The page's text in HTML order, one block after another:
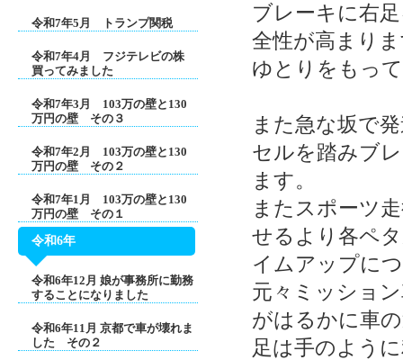
令和7年5月 トランプ関税
令和7年4月 フジテレビの株
買ってみました
令和7年3月 103万の壁と130
万円の壁 その３
令和7年2月 103万の壁と130
万円の壁 その２
令和7年1月 103万の壁と130
万円の壁 その１
令和6年
令和6年12月 娘が事務所に勤務
することになりました
令和6年11月 京都で車が壊れま
した その２
ブレーキに右
全性が高まり
ゆとりをもっ
また急な坂で
セルを踏みブ
ます。
またスポーツ
せるより各ペ
イムアップに
元々ミッショ
がはるかに車
足は手のよう